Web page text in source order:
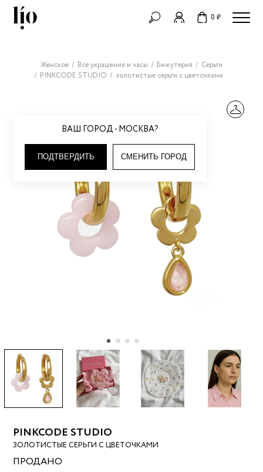
0 ₽
ВАШ ГОРОД - МОСКВА?
ПОДТВЕРДИТЬ СМЕНИТЬ ГОРОД
Женское Все украшения и часы Бижутерия
Серьги
PINKCODE STUDIO
золотистые серьги с цветочками
PINKCODE STUDIO
ЗОЛОТИСТЫЕ СЕРЬГИ С ЦВЕТОЧКАМИ
ПРОДАНО